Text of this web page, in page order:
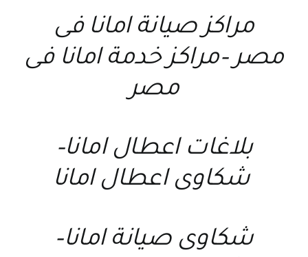
مراكز صيانة امانا فى
مصر–مراكز خدمة امانا فى
مصر
بلاغات اعطال امانا–
شكاوى اعطال امانا
شكاوى صيانة امانا–